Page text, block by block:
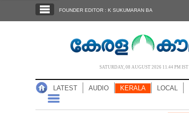
NOTIFIED NEWS
FOUNDER EDITOR : K SUKUMARAN BA
SATURDAY, 08 AUGUST 2026 11.44 PM IST
LATEST AUDIO KERALA LOCAL